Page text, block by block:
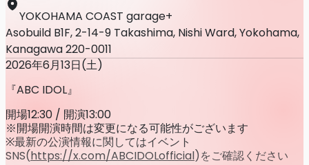
YOKOHAMA COAST garage+
Asobuild B1F, 2-14-9 Takashima, Nishi Ward, Yokohama,
Kanagawa 220-0011
2026年6月13日(土)
『ABC IDOL』
開場12:30 / 開演13:00
※開場開演時間は変更になる可能性がございます
※最新の公演情報に関してはイベント
SNS(https://x.com/ABCIDOLofficial)をご確認ください